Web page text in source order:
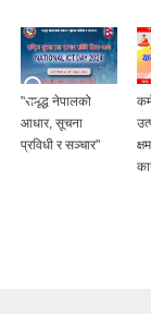
"समृद्ध नेपालको
आधार, सूचना
प्रविधी र सञ्चार"